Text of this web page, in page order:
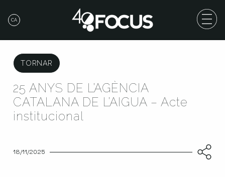
CA
TORNAR
25 ANYS DE L’AGÈNCIA
CATALANA DE L’AIGUA – Acte
institucional
18/11/2025